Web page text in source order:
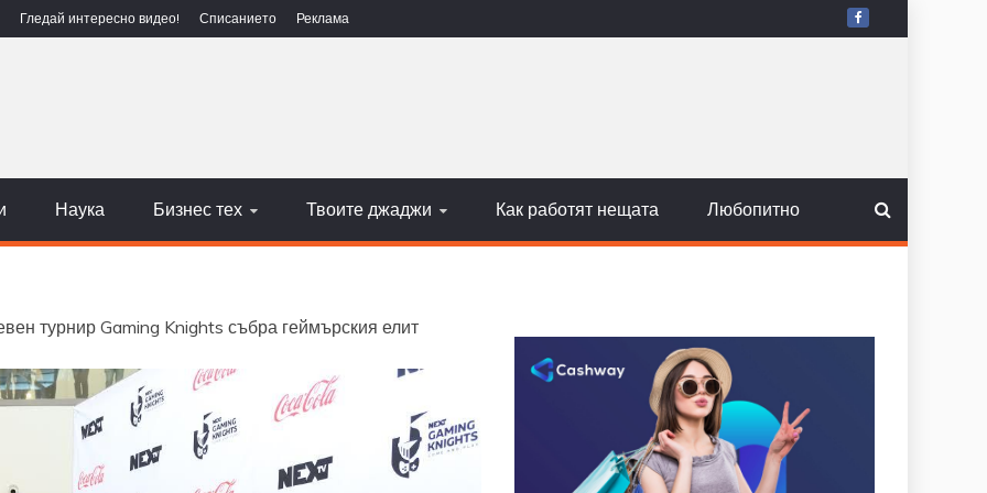
Гледай интересно видео! Списанието Реклама
Наука Бизнес тех Твоите джаджи Как работят нещата Любопитно
турнир Gaming Knights събра геймърския елит